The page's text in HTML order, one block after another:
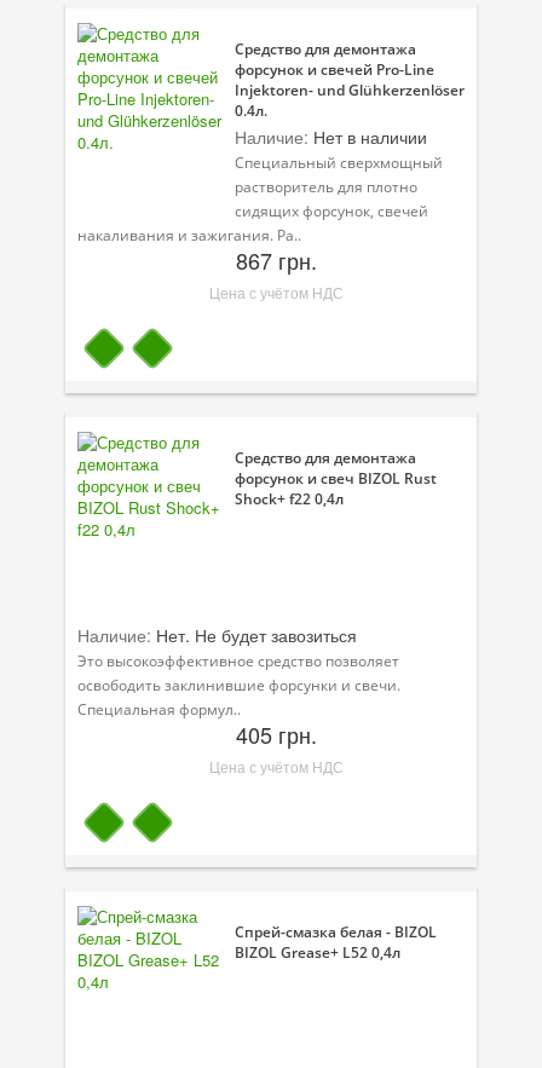
Средство для демонтажа
форсунок и свечей Pro-Line
Injektoren- und Glühkerzenlöser
0.4л.
Наличие: Нет в наличии
Специальный сверхмощный
растворитель для плотно
сидящих форсунок, свечей
накаливания и зажигания. Ра..
867 грн.
Цена с учётом НДС
Средство для демонтажа
форсунок и свеч BIZOL Rust
Shock+ f22 0,4л
Наличие: Нет. Не будет завозиться
Это высокоэффективное средство позволяет
освободить заклинившие форсунки и свечи.
Специальная формул..
405 грн.
Цена с учётом НДС
Спрей-смазка белая - BIZOL
BIZOL Grease+ L52 0,4л